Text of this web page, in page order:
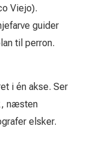
Viejo).
guider
til perron.
i én akse. Ser
næsten
elsker.